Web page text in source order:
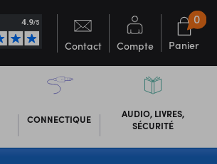
Contact Compte Panier
0
CONNECTIQUE
AUDIO, LIVRES,
SÉCURITÉ